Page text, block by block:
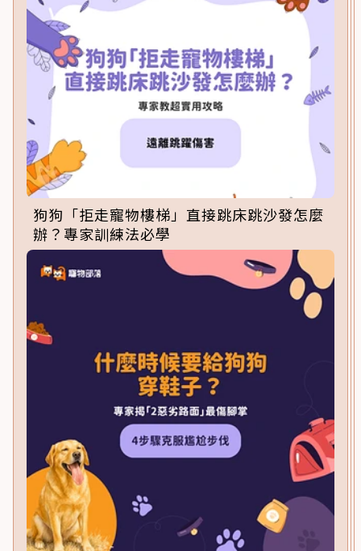
狗狗「拒走寵物樓梯」直接跳床跳沙發怎麼
辦？專家訓練法必學